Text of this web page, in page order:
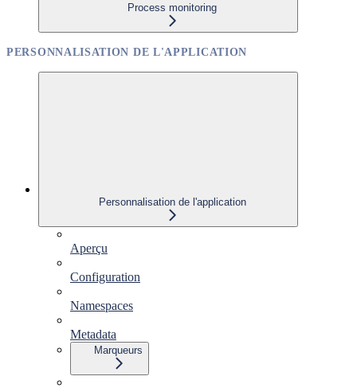
Process monitoring
PERSONNALISATION DE L'APPLICATION
Personnalisation de l'application
Aperçu
Configuration
Namespaces
Metadata
Marqueurs